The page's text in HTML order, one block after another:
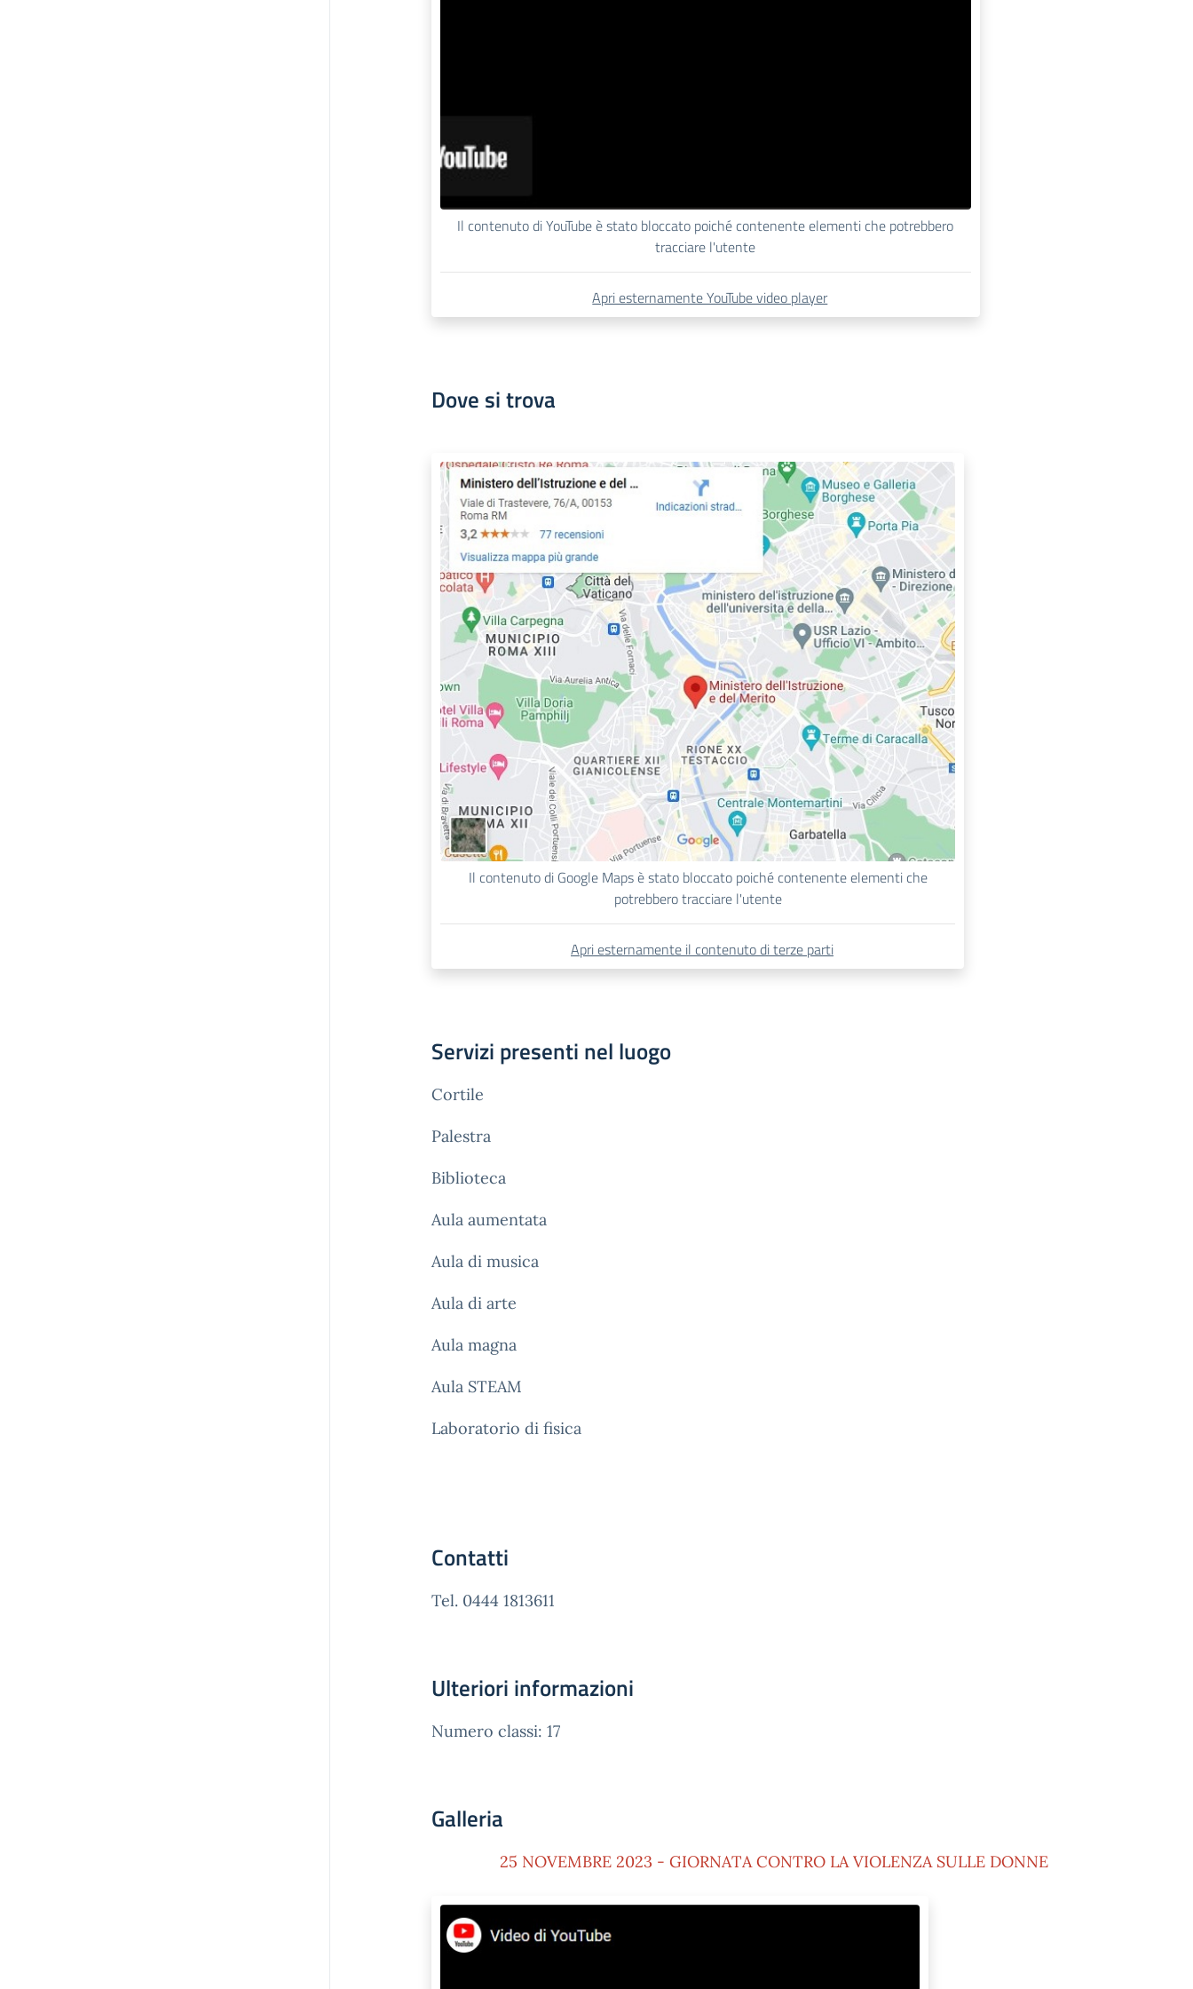
Il contenuto di YouTube è stato bloccato poiché contenente elementi che potrebbero
tracciare l'utente
Apri esternamente YouTube video player
Dove si trova
Il contenuto di Google Maps è stato bloccato poiché contenente elementi che
potrebbero tracciare l'utente
Apri esternamente il contenuto di terze parti
Servizi presenti nel luogo
Cortile
Palestra
Biblioteca
Aula aumentata
Aula di musica
Aula di arte
Aula magna
Aula STEAM
Laboratorio di fisica
Contatti
Tel. 0444 1813611
Ulteriori informazioni
Numero classi: 17
Galleria
25 NOVEMBRE 2023 - GIORNATA CONTRO LA VIOLENZA SULLE DONNE